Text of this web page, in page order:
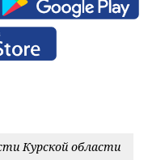
Курской области